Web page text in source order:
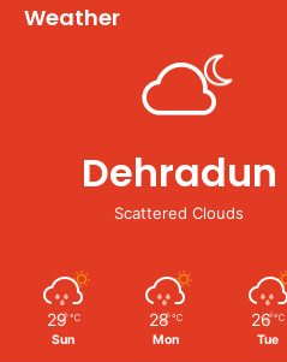
Weather
Dehradun
Scattered Clouds
29 ℃
Sun
28 ℃
Mon
26 ℃
Tue